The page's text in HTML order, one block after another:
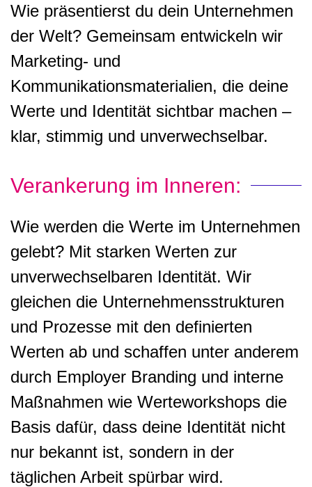
Wie präsentierst du dein Unternehmen
der Welt? Gemeinsam entwickeln wir
Marketing- und
Kommunikationsmaterialien, die deine
Werte und Identität sichtbar machen –
klar, stimmig und unverwechselbar.
Verankerung im Inneren:
Wie werden die Werte im Unternehmen
gelebt? Mit starken Werten zur
unverwechselbaren Identität. Wir
gleichen die Unternehmensstrukturen
und Prozesse mit den definierten
Werten ab und schaffen unter anderem
durch Employer Branding und interne
Maßnahmen wie Werteworkshops die
Basis dafür, dass deine Identität nicht
nur bekannt ist, sondern in der
täglichen Arbeit spürbar wird.